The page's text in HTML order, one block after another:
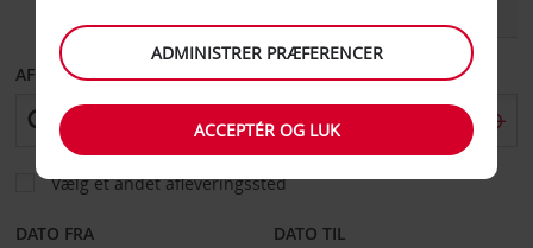
AFHENT FRA
Vælg et andet afleveringssted
DATO FRA DATO TIL
ADMINISTRER PRÆFERENCER
ACCEPTÉR OG LUK